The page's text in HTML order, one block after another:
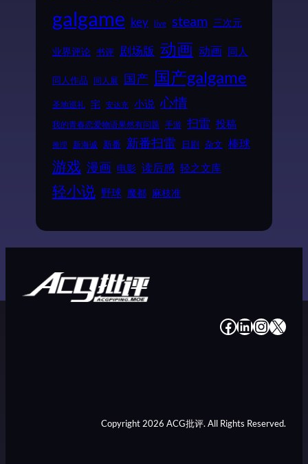
galgame key live steam 三次元
业界评论 书评 剧场版 动画 动画 同人
同人作品 同人展 国产 国产galgame
圣地巡礼 宅 安达充 小说 心情
我的青春恋爱物语果然有问题 手游 扫雷 投稿
推理 新海诚 新番 新番扫雷 日剧 杂文 棒球
游戏 漫画 电影 读后感 轻之文库
轻小说 野球 魔都 麻枝准
# # # #
Copyright 2026 ACG批评. All Rights Reserved.